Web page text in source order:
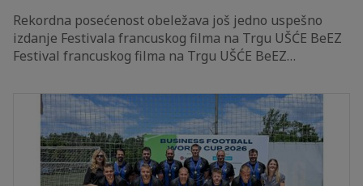
Rekordna posećenost obeležava još jedno uspešno
izdanje Festivala francuskog filma na Trgu UŠĆE BeEZ
Festival francuskog filma na Trgu UŠĆE BeEZ…